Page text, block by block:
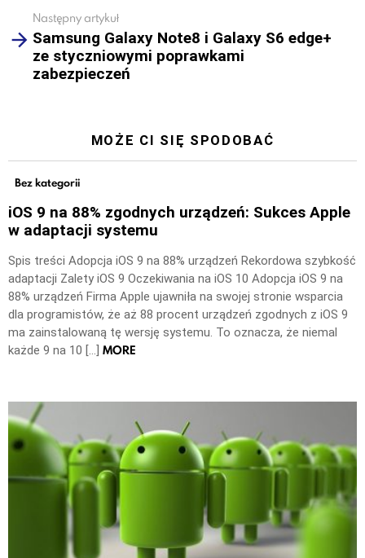
Następny artykuł
Samsung Galaxy Note8 i Galaxy S6 edge+
ze styczniowymi poprawkami
zabezpieczeń
MOŻE CI SIĘ SPODOBAĆ
Bez kategorii
iOS 9 na 88% zgodnych urządzeń: Sukces Apple
w adaptacji systemu
Spis treści Adopcja iOS 9 na 88% urządzeń Rekordowa szybkość
adaptacji Zalety iOS 9 Oczekiwania na iOS 10 Adopcja iOS 9 na
88% urządzeń Firma Apple ujawniła na swojej stronie wsparcia
dla programistów, że aż 88 procent urządzeń zgodnych z iOS 9
ma zainstalowaną tę wersję systemu. To oznacza, że niemal
każde 9 na 10 […] MORE